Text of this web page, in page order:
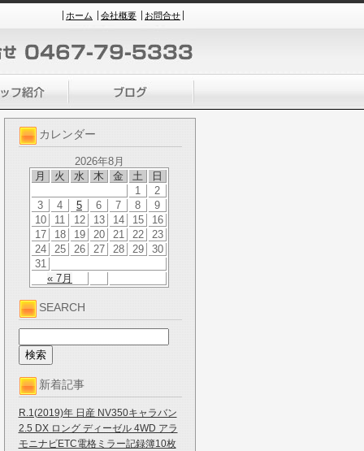
ホーム 会社概要 お問合せ
カレンダー
2026年8月
月
火 水 木 金 土 日
« 7月
1
2
3
4 5 6 7 8
9
10
11 12 13 14 15
16
17
18 19 20 21 22
23
24
25 26 27 28 29
30
31
SEARCH
新着記事
R.1(2019)年 日産 NV350キャラバン
2.5 DX ロング ディーゼル 4WD アラ
モニナビETC電格ミラー記録簿10枚